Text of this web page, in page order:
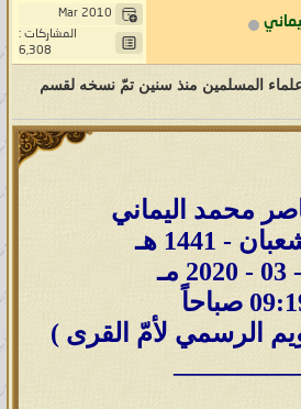
Mar 2010
المشاركات :
6,308
علماء المسلمين منذ سنين تمّ نسخه لقسم
محمد اليماني
صباحاً
الرسمي لأمّ القرى )